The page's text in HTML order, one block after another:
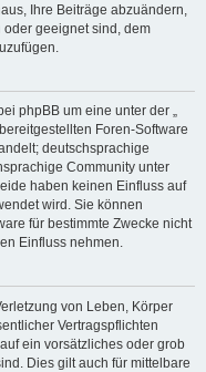
Ihre Beiträge abzuändern,
geeignet sind, dem
phpBB um eine unter der „
Foren-Software
deutschsprachige
Community unter
haben keinen Einfluss auf
wird. Sie können
für bestimmte Zwecke nicht
Einfluss nehmen.
von Leben, Körper
Vertragspflichten
ein vorsätzliches oder grob
Dies gilt auch für mittelbare